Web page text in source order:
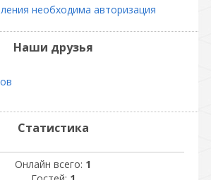
необходима авторизация
Наши друзья
Статистика
Онлайн всего: 1